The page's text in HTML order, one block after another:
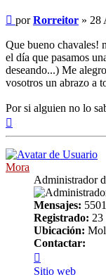
Mensaje
porRorreitor » 28
Que bueno chavales!
el día que pasamos
deseando...) Me
vosotros un abrazo a
Por si alguien no lo
Mora
Administrador
Mensajes: 5501
Registrado: 23
Ubicación:
Contactar:
Mora
Sitio web